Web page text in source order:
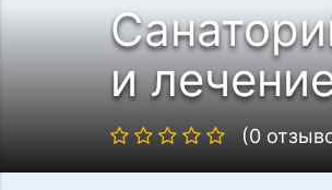
и
(0